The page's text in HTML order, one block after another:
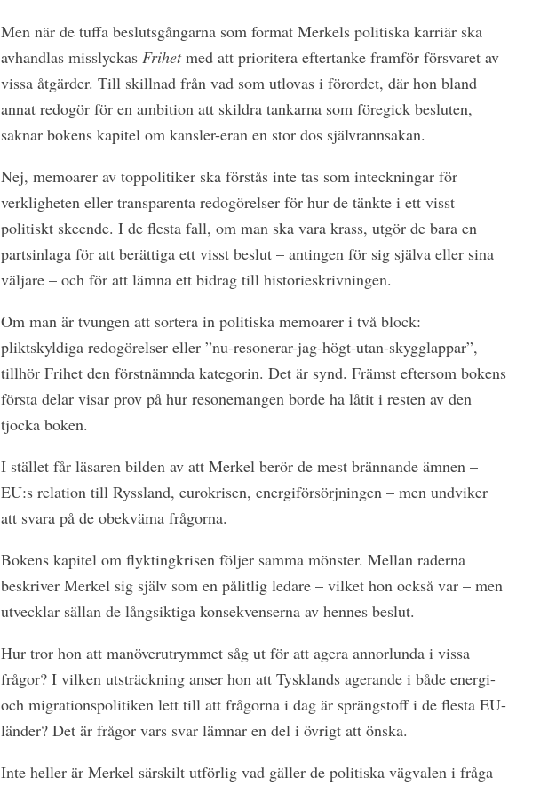
Men när de tuffa beslutsgångarna som format Merkels politiska karriär ska
avhandlas misslyckas Frihetmed att prioritera eftertanke framför försvaret av
vissa åtgärder. Till skillnad från vad som utlovas i förordet, där hon bland
annat redogör för en ambition att skildra tankarna som föregick besluten,
saknar bokens kapitel om kansler-eran en stor dos självrannsakan.
Nej, memoarer av toppolitiker ska förstås inte tas som inteckningar för
verkligheten eller transparenta redogörelser för hur de tänkte i ett visst
politiskt skeende. I de flesta fall, om man ska vara krass, utgör de bara en
partsinlaga för att berättiga ett visst beslut – antingen för sig själva eller sina
väljare – och för att lämna ett bidrag till historieskrivningen.
Om man är tvungen att sortera in politiska memoarer i två block:
pliktskyldiga redogörelser eller ”nu-resonerar-jag-högt-utan-skygglappar”,
tillhör Frihet den förstnämnda kategorin. Det är synd. Främst eftersom bokens
första delar visar prov på hur resonemangen borde ha låtit i resten av den
tjocka boken.
I stället får läsaren bilden av att Merkel berör de mest brännande ämnen –
EU:s relation till Ryssland, eurokrisen, energiförsörjningen – men undviker
att svara på de obekväma frågorna.
Bokens kapitel om flyktingkrisen följer samma mönster. Mellan raderna
beskriver Merkel sig själv som en pålitlig ledare – vilket hon också var – men
utvecklar sällan de långsiktiga konsekvenserna av hennes beslut.
Hur tror hon att manöverutrymmet såg ut för att agera annorlunda i vissa
frågor? I vilken utsträckning anser hon att Tysklands agerande i både energi-
och migrationspolitiken lett till att frågorna i dag är sprängstoff i de flesta EU-
länder? Det är frågor vars svar lämnar en del i övrigt att önska.
Inte heller är Merkel särskilt utförlig vad gäller de politiska vägvalen i fråga